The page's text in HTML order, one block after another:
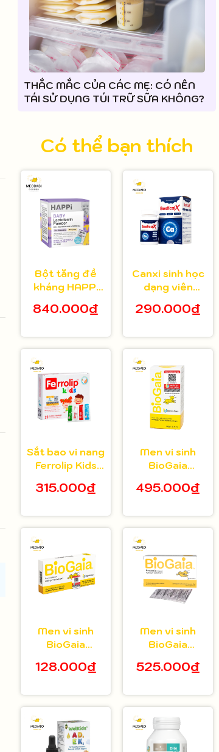
THẮC MẮC CỦA CÁC MẸ: CÓ NÊN
TÁI SỬ DỤNG TÚI TRỮ SỮA KHÔNG?
Có thể bạn thích
Bột tăng đề
kháng HAPPi
Baby Úc cho
tuổi
840.000₫
Canxi sinh học
dạng viên
bé từ 8 tuổi 30
290.000₫
Sắt bao vi nang
Ferrolip Kids
tuổi hộp 20 gói
315.000₫
Men vi sinh
BioGaia
bé 5ml
495.000₫
Men vi sinh
BioGaia
viên hộp 10
128.000₫
Men vi sinh
BioGaia
bột hộp 30 gói
525.000₫